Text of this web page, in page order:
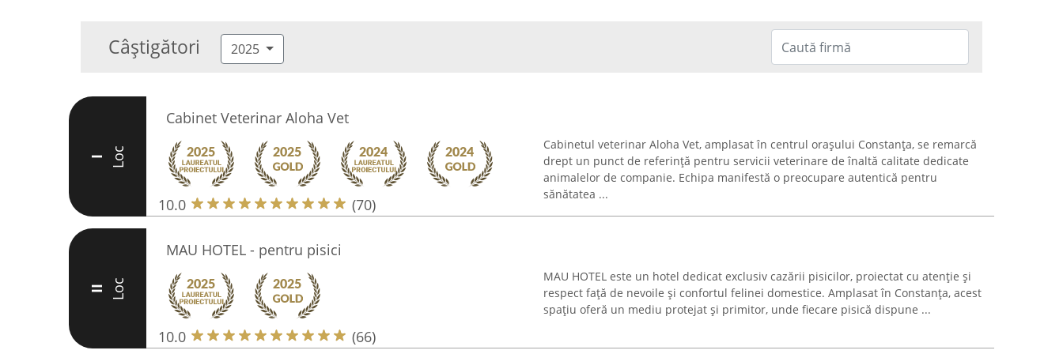
Câștigători 2025
I Loc
Cabinet Veterinar Aloha Vet
10.0 (70)
Cabinetul veterinar Aloha Vet, amplasat în centrul orașului Constanța, se remarcă
drept un punct de referință pentru servicii veterinare de înaltă calitate dedicate
animalelor de companie. Echipa manifestă o preocupare autentică pentru
sănătatea ...
II Loc
MAU HOTEL - pentru pisici
10.0 (66)
MAU HOTEL este un hotel dedicat exclusiv cazării pisicilor, proiectat cu atenție și
respect față de nevoile și confortul felinei domestice. Amplasat în Constanța, acest
spațiu oferă un mediu protejat și primitor, unde fiecare pisică dispune ...